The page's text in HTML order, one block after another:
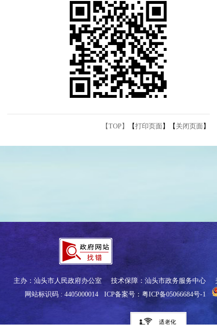
【TOP】 【打印页面 】【 关闭页面 】
主办：汕头市人民政府办公室 技术保障：汕头市政务服务中心
网站标识码 : 4405000014 ICP备案号：粤ICP备05066684号-1